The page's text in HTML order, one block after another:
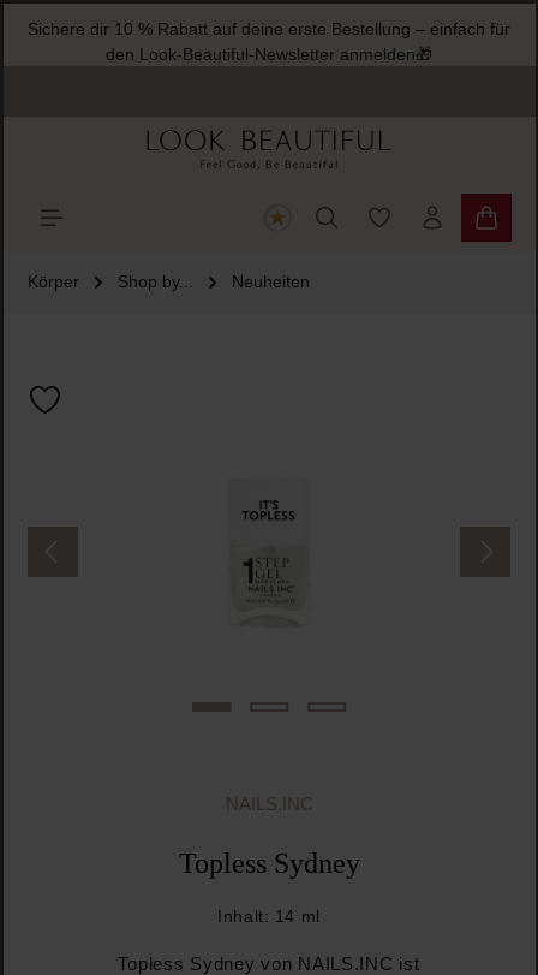
springen
Sichere dir 10 % Rabatt auf deine erste Bestellung – einfach für
den Look-Beautiful-Newsletter anmelden🎁
Du hast 0
Körper Shop by... Neuheiten
NAILS.INC
Topless Sydney
Inhalt: 14 ml
Topless Sydney von NAILS.INC ist